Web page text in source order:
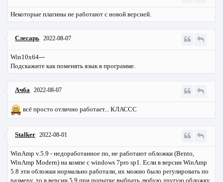
Некоторые плагины не работают с новой версией.
Слесарь 2022-08-07
Win10x64---
Подскажите как поменять язык в программе.
Ачба 2022-08-07
всё просто отлично работает... КЛАССС
Stalker 2022-08-01
WinAmp v.5.9 - недоработанное по, не работают обложки (Bento,
WinAmp Modern) на компе с windows 7pro sp1. Если в версии WinAmp
5.8 эти обложки нормально работали, их можно было регулировать по
размеру, то в версии 5.9 при попытке выбрать любую другую обложку